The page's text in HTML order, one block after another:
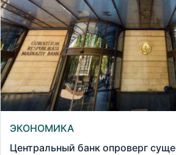
ЭКОНОМИКА
Центральный банк опроверг